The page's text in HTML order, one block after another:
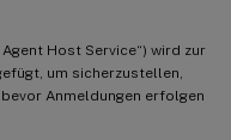
Host Service“) wird zur
um sicherzustellen,
Anmeldungen erfolgen